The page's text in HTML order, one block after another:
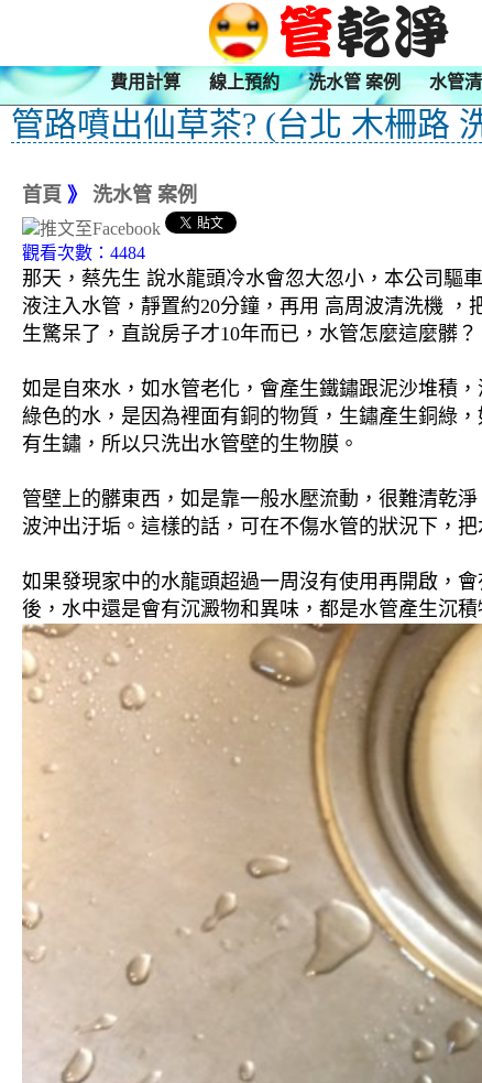
費用計算 線上預約 洗水管 案例 水管
管路噴出仙草茶? (台北 木柵路
首頁 》 洗水管 案例
觀看次數：4484
那天，蔡先生 說水龍頭冷水會忽大忽小，本公司驅
液注入水管，靜置約20分鐘，再用 高周波清洗機
生驚呆了，直說房子才10年而已，水管怎麼這麼髒？
如是自來水，如水管老化，會產生鐵鏽跟泥沙堆積
綠色的水，是因為裡面有銅的物質，生鏽產生銅綠
有生鏽，所以只洗出水管壁的生物膜。
管壁上的髒東西，如是靠一般水壓流動，很難清乾
波沖出汙垢。這樣的話，可在不傷水管的狀況下，把
如果發現家中的水龍頭超過一周沒有使用再開啟，
後，水中還是會有沉澱物和異味，都是水管產生沉